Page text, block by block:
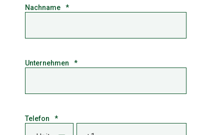
Nachname *
Unternehmen *
Telefon *